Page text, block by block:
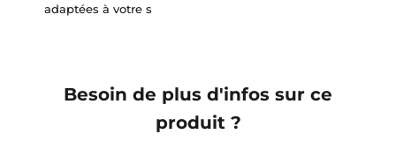
adaptées à votre s
Besoin de plus d'infos sur ce
produit ?